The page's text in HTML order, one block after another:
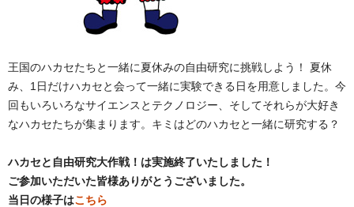
王国のハカセたちと一緒に夏休みの自由研究に挑戦しよう！ 夏休
み、1日だけハカセと会って一緒に実験できる日を用意しました。今
回もいろいろなサイエンスとテクノロジー、そしてそれらが大好き
なハカセたちが集まります。キミはどのハカセと一緒に研究する？
ハカセと自由研究大作戦！は実施終了いたしました！
ご参加いただいた皆様ありがとうございました。
当日の様子はこちら